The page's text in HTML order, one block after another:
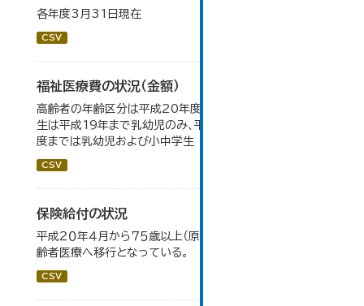
各年度3月31日現在
CSV
福祉医療費の状況（金額）
高齢者の年齢区分は平成20年度から変更 乳幼児・小中高
生は平成19年まで乳幼児のみ、平成20年度から令和元年
度までは乳幼児および小中学生
CSV
保険給付の状況
平成２０年４月から７５歳以上（原則）の被保険者は後期高
齢者医療へ移行となっている。
CSV